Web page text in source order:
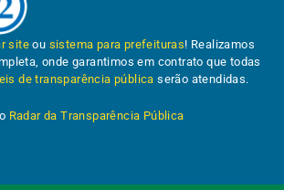
site ou sistema para prefeituras! Realizamos
onde garantimos em contrato que todas
leis de transparência pública serão atendidas.
Radar da Transparência Pública